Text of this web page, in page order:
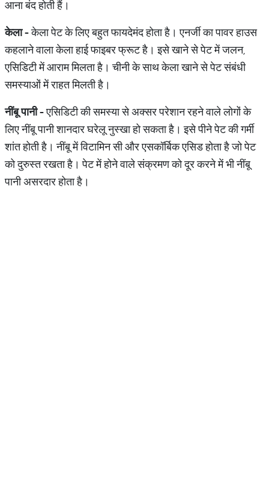
आना बंद होती हैं।
केला-केला पेट के लिए बहुत फायदेमंद होता है। एनर्जी का पावर हाउस
कहलाने वाला केला हाई फाइबर फ्रूट है। इसे खाने से पेट में जलन,
एसिडिटी में आराम मिलता है। चीनी के साथ केला खाने से पेट संबंधी
समस्याओं में राहत मिलती है।
नींबूपानी-एसिडिटी की समस्या से अक्सर परेशान रहने वाले लोगों के
लिए नींबू पानी शानदार घरेलू नुस्खा हो सकता है। इसे पीने पेट की गर्मी
शांत होती है। नींबू में विटामिन सी और एसकॉर्बिक एसिड होता है जो पेट
को दुरुस्त रखता है। पेट में होने वाले संक्रमण को दूर करने में भी नींबू
पानी असरदार होता है।